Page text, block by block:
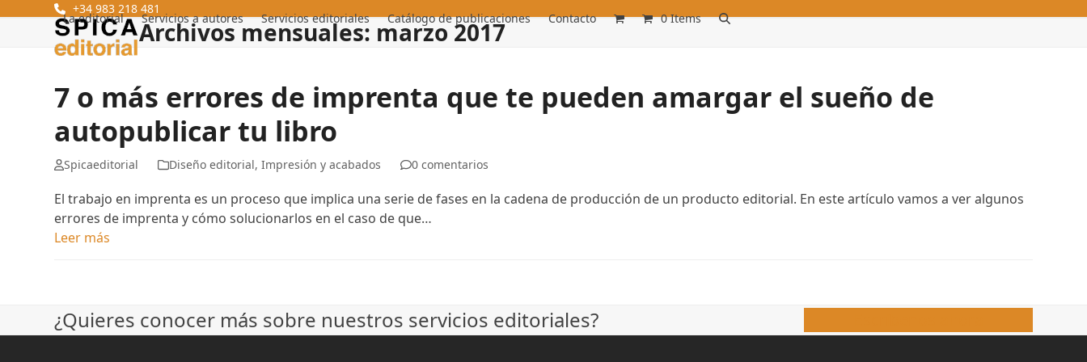
+34 983 218 481
La editorial Servicios a autores Servicios editoriales Catálogo de publicaciones Contacto 0 Items
Archivos mensuales: marzo 2017
7 o más errores de imprenta que te pueden amargar el sueño de
autopublicar tu libro
Spicaeditorial Diseño editorial,Impresión y acabados 0 comentarios
El trabajo en imprenta es un proceso que implica una serie de fases en la cadena de producción de un producto editorial. En este artículo vamos a ver algunos
errores de imprenta y cómo solucionarlos en el caso de que…
Leer más
¿Quieres conocer más sobre nuestros servicios editoriales?